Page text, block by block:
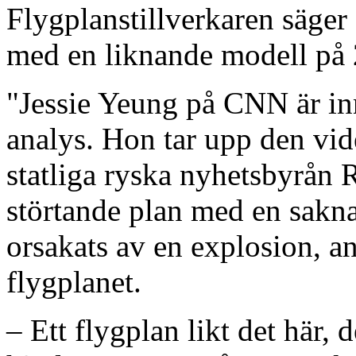
Flygplanstillverkaren
med en liknande modell
"Jessie Yeung på CNN är
analys. Hon tar upp den
statliga ryska nyhetsbyrån
störtande plan med en
orsakats av en explosion,
flygplanet.
– Ett flygplan likt det här,